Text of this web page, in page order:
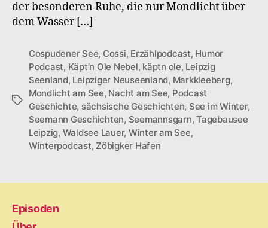
der besonderen Ruhe, die nur Mondlicht über
dem Wasser […]
Schlagwörter
Cospudener See, Cossi, Erzählpodcast, Humor
Podcast, Käpt’n Ole Nebel, käptn ole, Leipzig
Seenland, Leipziger Neuseenland, Markkleeberg,
Mondlicht am See, Nacht am See, Podcast
Geschichte, sächsische Geschichten, See im Winter,
Seemann Geschichten, Seemannsgarn,Tagebausee
Leipzig, Waldsee Lauer, Winter am See,
Winterpodcast, Zöbigker Hafen
Episoden